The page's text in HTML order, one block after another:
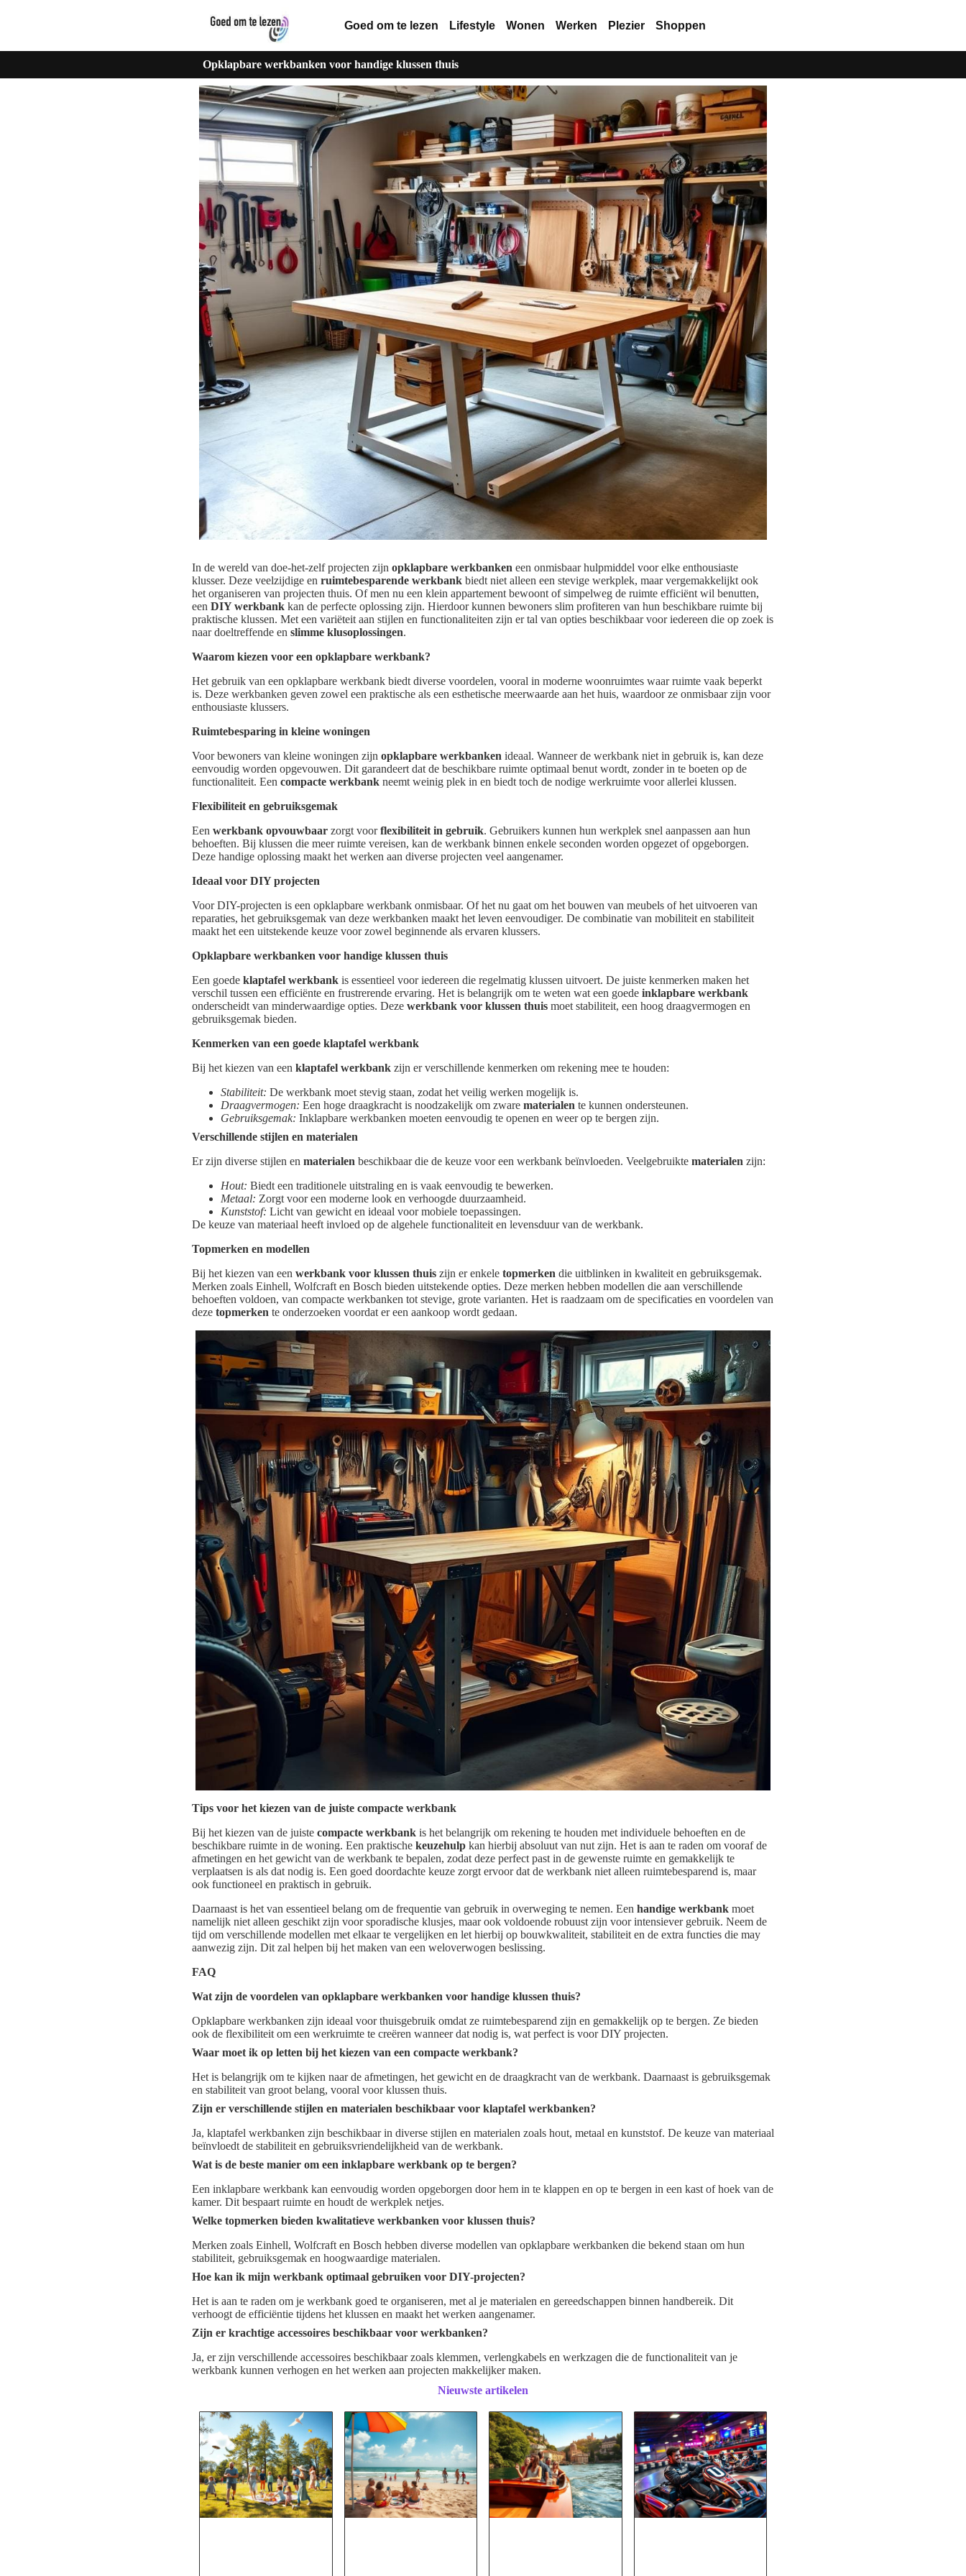
Goed om te lezen Lifestyle Wonen Werken Plezier Shoppen
Opklapbare werkbanken voor handige klussen thuis
In de wereld van doe-het-zelf projecten zijn opklapbare werkbanken een onmisbaar hulpmiddel voor elke enthousiaste
klusser. Deze veelzijdige en ruimtebesparende werkbank biedt niet alleen een stevige werkplek, maar vergemakkelijkt ook
het organiseren van projecten thuis. Of men nu een klein appartement bewoont of simpelweg de ruimte efficiënt wil benutten,
een DIY werkbank kan de perfecte oplossing zijn. Hierdoor kunnen bewoners slim profiteren van hun beschikbare ruimte bij
praktische klussen. Met een variëteit aan stijlen en functionaliteiten zijn er tal van opties beschikbaar voor iedereen die op zoek is
naar doeltreffende en slimme klusoplossingen.
Waarom kiezen voor een opklapbare werkbank?
Het gebruik van een opklapbare werkbank biedt diverse voordelen, vooral in moderne woonruimtes waar ruimte vaak beperkt
is. Deze werkbanken geven zowel een praktische als een esthetische meerwaarde aan het huis, waardoor ze onmisbaar zijn voor
enthousiaste klussers.
Ruimtebesparing in kleine woningen
Voor bewoners van kleine woningen zijn opklapbare werkbanken ideaal. Wanneer de werkbank niet in gebruik is, kan deze
eenvoudig worden opgevouwen. Dit garandeert dat de beschikbare ruimte optimaal benut wordt, zonder in te boeten op de
functionaliteit. Een compacte werkbank neemt weinig plek in en biedt toch de nodige werkruimte voor allerlei klussen.
Flexibiliteit en gebruiksgemak
Een werkbank opvouwbaar zorgt voorflexibiliteit in gebruik. Gebruikers kunnen hun werkplek snel aanpassen aan hun
behoeften. Bij klussen die meer ruimte vereisen, kan de werkbank binnen enkele seconden worden opgezet of opgeborgen.
Deze handige oplossing maakt het werken aan diverse projecten veel aangenamer.
Ideaal voor DIY projecten
Voor DIY-projecten is een opklapbare werkbank onmisbaar. Of het nu gaat om het bouwen van meubels of het uitvoeren van
reparaties, het gebruiksgemak van deze werkbanken maakt het leven eenvoudiger. De combinatie van mobiliteit en stabiliteit
maakt het een uitstekende keuze voor zowel beginnende als ervaren klussers.
Opklapbare werkbanken voor handige klussen thuis
Een goede klaptafel werkbank is essentieel voor iedereen die regelmatig klussen uitvoert. De juiste kenmerken maken het
verschil tussen een efficiënte en frustrerende ervaring. Het is belangrijk om te weten wat een goede inklapbare werkbank
onderscheidt van minderwaardige opties. Deze werkbank voor klussen thuis moet stabiliteit, een hoog draagvermogen en
gebruiksgemak bieden.
Kenmerken van een goede klaptafel werkbank
Bij het kiezen van een klaptafel werkbank zijn er verschillende kenmerken om rekening mee te houden:
Stabiliteit: De werkbank moet stevig staan, zodat het veilig werken mogelijk is.
Draagvermogen: Een hoge draagkracht is noodzakelijk om zware materialen te kunnen ondersteunen.
Gebruiksgemak: Inklapbare werkbanken moeten eenvoudig te openen en weer op te bergen zijn.
Verschillende stijlen en materialen
Er zijn diverse stijlen en materialen beschikbaar die de keuze voor een werkbank beïnvloeden. Veelgebruikte materialen zijn:
Hout: Biedt een traditionele uitstraling en is vaak eenvoudig te bewerken.
Metaal: Zorgt voor een moderne look en verhoogde duurzaamheid.
Kunststof: Licht van gewicht en ideaal voor mobiele toepassingen.
De keuze van materiaal heeft invloed op de algehele functionaliteit en levensduur van de werkbank.
Topmerken en modellen
Bij het kiezen van een werkbank voor klussen thuis zijn er enkele topmerken die uitblinken in kwaliteit en gebruiksgemak.
Merken zoals Einhell, Wolfcraft en Bosch bieden uitstekende opties. Deze merken hebben modellen die aan verschillende
behoeften voldoen, van compacte werkbanken tot stevige, grote varianten. Het is raadzaam om de specificaties en voordelen van
deze topmerken te onderzoeken voordat er een aankoop wordt gedaan.
Tips voor het kiezen van de juiste compacte werkbank
Bij het kiezen van de juiste compacte werkbank is het belangrijk om rekening te houden met individuele behoeften en de
beschikbare ruimte in de woning. Een praktische keuzehulp kan hierbij absoluut van nut zijn. Het is aan te raden om vooraf de
afmetingen en het gewicht van de werkbank te bepalen, zodat deze perfect past in de gewenste ruimte en gemakkelijk te
verplaatsen is als dat nodig is. Een goed doordachte keuze zorgt ervoor dat de werkbank niet alleen ruimtebesparend is, maar
ook functioneel en praktisch in gebruik.
Daarnaast is het van essentieel belang om de frequentie van gebruik in overweging te nemen. Een handige werkbank moet
namelijk niet alleen geschikt zijn voor sporadische klusjes, maar ook voldoende robuust zijn voor intensiever gebruik. Neem de
tijd om verschillende modellen met elkaar te vergelijken en let hierbij op bouwkwaliteit, stabiliteit en de extra functies die may
aanwezig zijn. Dit zal helpen bij het maken van een weloverwogen beslissing.
FAQ
Wat zijn de voordelen van opklapbare werkbanken voor handige klussen thuis?
Opklapbare werkbanken zijn ideaal voor thuisgebruik omdat ze ruimtebesparend zijn en gemakkelijk op te bergen. Ze bieden
ook de flexibiliteit om een werkruimte te creëren wanneer dat nodig is, wat perfect is voor DIY projecten.
Waar moet ik op letten bij het kiezen van een compacte werkbank?
Het is belangrijk om te kijken naar de afmetingen, het gewicht en de draagkracht van de werkbank. Daarnaast is gebruiksgemak
en stabiliteit van groot belang, vooral voor klussen thuis.
Zijn er verschillende stijlen en materialen beschikbaar voor klaptafel werkbanken?
Ja, klaptafel werkbanken zijn beschikbaar in diverse stijlen en materialen zoals hout, metaal en kunststof. De keuze van materiaal
beïnvloedt de stabiliteit en gebruiksvriendelijkheid van de werkbank.
Wat is de beste manier om een inklapbare werkbank op te bergen?
Een inklapbare werkbank kan eenvoudig worden opgeborgen door hem in te klappen en op te bergen in een kast of hoek van de
kamer. Dit bespaart ruimte en houdt de werkplek netjes.
Welke topmerken bieden kwalitatieve werkbanken voor klussen thuis?
Merken zoals Einhell, Wolfcraft en Bosch hebben diverse modellen van opklapbare werkbanken die bekend staan om hun
stabiliteit, gebruiksgemak en hoogwaardige materialen.
Hoe kan ik mijn werkbank optimaal gebruiken voor DIY-projecten?
Het is aan te raden om je werkbank goed te organiseren, met al je materialen en gereedschappen binnen handbereik. Dit
verhoogt de efficiëntie tijdens het klussen en maakt het werken aangenamer.
Zijn er krachtige accessoires beschikbaar voor werkbanken?
Ja, er zijn verschillende accessoires beschikbaar zoals klemmen, verlengkabels en werkzagen die de functionaliteit van je
werkbank kunnen verhogen en het werken aan projecten makkelijker maken.
Nieuwste artikelen